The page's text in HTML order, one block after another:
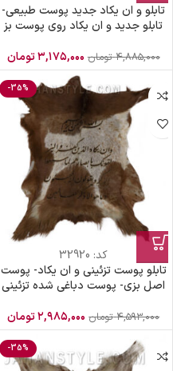
تابلو و ان یکاد جدید پوست طبیعی-
تابلو جدید و ان یکاد روی پوست بز
۴,۸۸۵,۰۰۰ تومان ۳,۱۷۵,۰۰۰تومان
-35%
کد: 32920
تابلو پوست تزئینی و ان یکاد- پوست
اصل بزی- پوست دباغی شده تزئینی
۴,۵۹۳,۰۰۰ تومان ۲,۹۸۵,۰۰۰تومان
-35%